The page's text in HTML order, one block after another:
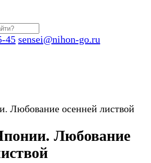
45 sensei@nihon-go.ru
Любование осенней листвой
Любование